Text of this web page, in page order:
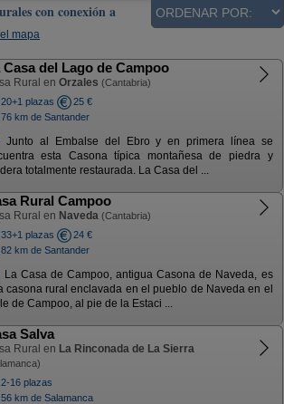
con conexión a
mapa
Casa del Lago de Campoo
Rural en Orzales (Cantabria)
20+1 plazas
25 €
76 km de Santander
Junto al Embalse del Ebro y en primera línea se
esta Casona típica montañesa de piedra y
totalmente restaurada. La Casa del ...
Rural Campoo
Rural en Naveda (Cantabria)
33+1 plazas
24 €
82 km de Santander
La Casa de Campoo, antigua Casona de Naveda, es
casona rural enclavada en el pueblo de Naveda en el
de Campoo, al pie de la Estaci ...
Salva
Rural en La Rinconada de La Sierra
2-16 plazas
56 km de Salamanca